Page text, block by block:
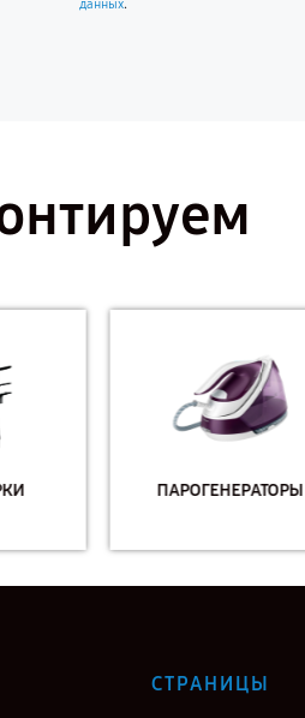
данных.
ПАРОГЕНЕРАТОРЫ
СТРАНИЦЫ